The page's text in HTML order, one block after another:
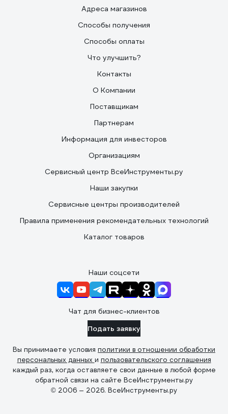
Адреса магазинов
Способы получения
Способы оплаты
Что улучшить?
Контакты
О Компании
Поставщикам
Партнерам
Информация для инвесторов
Организациям
Сервисный центр ВсеИнструменты.ру
Наши закупки
Сервисные центры производителей
Правила применения рекомендательных технологий
Каталог товаров
Наши соцсети
Чат для бизнес-клиентов
Подать заявку
Вы принимаете условия политики в отношении обработки
персональных данных и пользовательского соглашения
каждый раз, когда оставляете свои данные в любой форме
обратной связи на сайте ВсеИнструменты.ру
© 2006 — 2026. ВсеИнструменты.ру